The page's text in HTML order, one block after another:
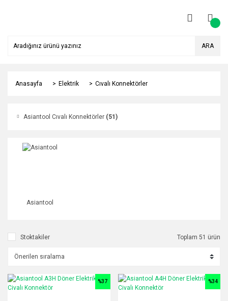
ARA
Anasayfa Elektrik Cıvalı Konnektörler
Asiantool Cıvalı Konnektörler (51)
Asiantool
Stoktakiler Toplam 51 ürün
%37 %34